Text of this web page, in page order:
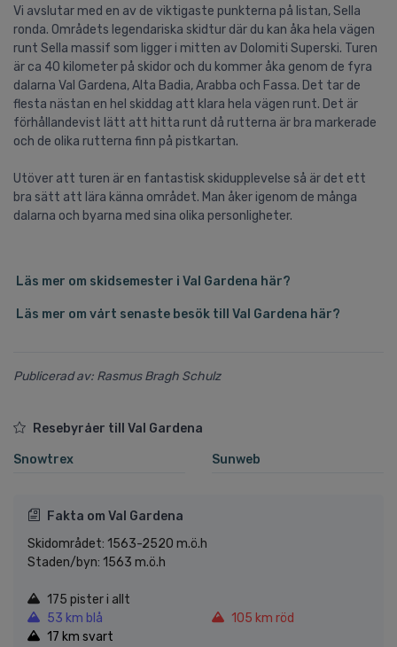
Vi avslutar med en av de viktigaste punkterna på listan, Sella
ronda. Områdets legendariska skidtur där du kan åka hela vägen
runt Sella massif som ligger i mitten av Dolomiti Superski. Turen
är ca 40 kilometer på skidor och du kommer åka genom de fyra
dalarna Val Gardena, Alta Badia, Arabba och Fassa. Det tar de
flesta nästan en hel skiddag att klara hela vägen runt. Det är
förhållandevist lätt att hitta runt då rutterna är bra markerade
och de olika rutterna finn på pistkartan.
Utöver att turen är en fantastisk skidupplevelse så är det ett
bra sätt att lära känna området. Man åker igenom de många
dalarna och byarna med sina olika personligheter.
Läs mer om skidsemester i Val Gardena här?
Läs mer om vårt senaste besök till Val Gardena här?
Publicerad av: Rasmus Bragh Schulz
Resebyråer till Val Gardena
Snowtrex Sunweb
Fakta om Val Gardena
Skidområdet: 1563-2520 m.ö.h
Staden/byn: 1563 m.ö.h
175 pister i allt
53 km blå
105 km röd
17 km svart